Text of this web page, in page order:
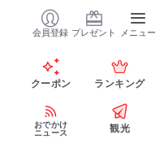
会員登録 プレゼント メニュー
クーポン ランキング
おでかけ
ニュース
観光